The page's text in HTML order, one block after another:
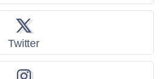
Twitter